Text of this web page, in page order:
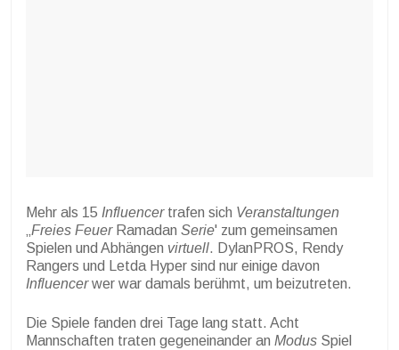
Mehr als 15 Influencertrafen sich Veranstaltungen
Freies FeuerRamadan Serie' zum gemeinsamen
Spielen und Abhängen virtuell. DylanPROS, Rendy
Rangers und Letda Hyper sind nur einige davon
Influencerwer war damals berühmt, um beizutreten.
Die Spiele fanden drei Tage lang statt. Acht
Mannschaften traten gegeneinander an Modus Spiel